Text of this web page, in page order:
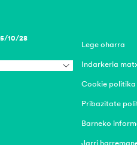
10/28
Lege oharra
Indarkeria
Cookie politika
Pribazitate
Barneko
Jarri